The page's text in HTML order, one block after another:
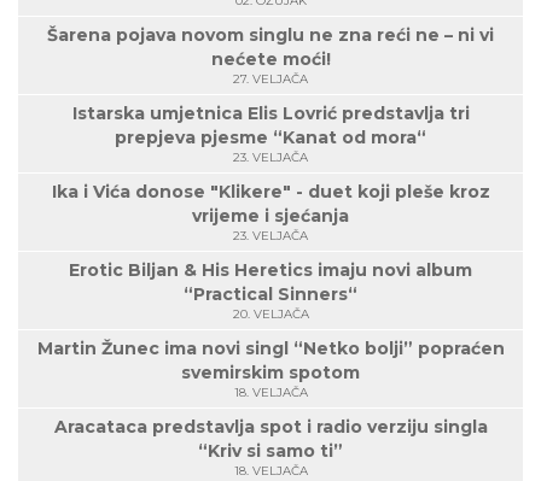
Šarena pojava novom singlu ne zna reći ne – ni vi
nećete moći!
27. VELJAČA
Istarska umjetnica Elis Lovrić predstavlja tri
prepjeva pjesme “Kanat od mora“
23. VELJAČA
Ika i Vića donose "Klikere" - duet koji pleše kroz
vrijeme i sjećanja
23. VELJAČA
Erotic Biljan & His Heretics imaju novi album
“Practical Sinners“
20. VELJAČA
Martin Žunec ima novi singl “Netko bolji” popraćen
svemirskim spotom
18. VELJAČA
Aracataca predstavlja spot i radio verziju singla
“Kriv si samo ti”
18. VELJAČA